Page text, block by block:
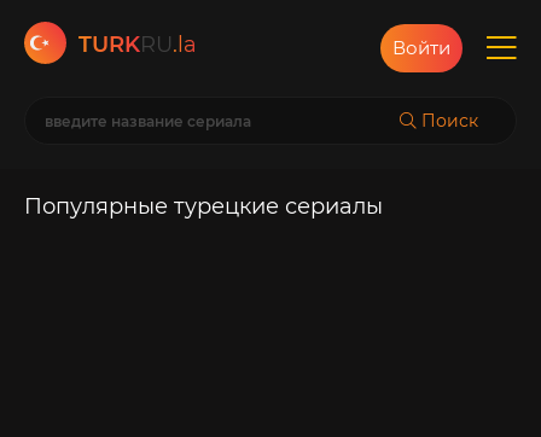
TURKRU.la
Поиск
Войти
Популярные турецкие сериалы